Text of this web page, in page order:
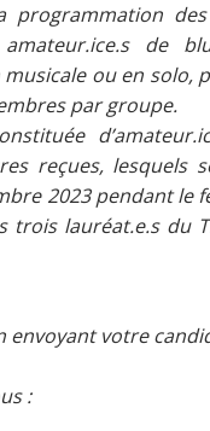
de
ou en
par groupe.
reçues,
2023 pendant le
trois lauréat.e.s du
envoyant votre
: